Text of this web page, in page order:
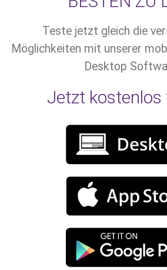
Teste jetzt gleich die
Möglichkeiten mit unserer
Desktop
Jetzt kostenlos